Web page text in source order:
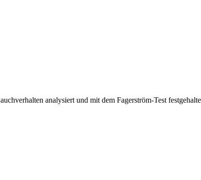
analysiert und mit dem Fagerström-Test